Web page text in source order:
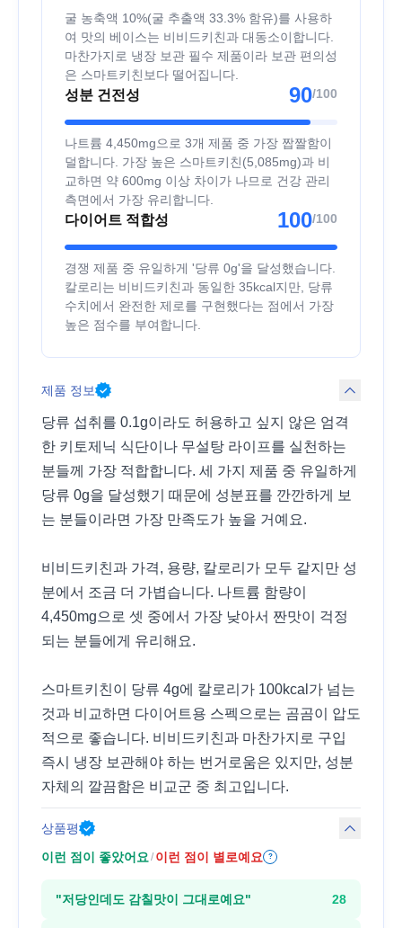
굴 농축액 10%(굴 추출액 33.3% 함유)를 사용하
여 맛의 베이스는 비비드키친과 대동소이합니다.
마찬가지로 냉장 보관 필수 제품이라 보관 편의성
은 스마트키친보다 떨어집니다.
성분 건전성 90/100
나트륨 4,450mg으로 3개 제품 중 가장 짭짤함이
덜합니다. 가장 높은 스마트키친(5,085mg)과 비
교하면 약 600mg 이상 차이가 나므로 건강 관리
측면에서 가장 유리합니다.
다이어트 적합성 100/100
경쟁 제품 중 유일하게 '당류 0g'을 달성했습니다.
칼로리는 비비드키친과 동일한 35kcal지만, 당류
수치에서 완전한 제로를 구현했다는 점에서 가장
높은 점수를 부여합니다.
제품 정보
당류 섭취를 0.1g이라도 허용하고 싶지 않은 엄격
한 키토제닉 식단이나 무설탕 라이프를 실천하는
분들께 가장 적합합니다. 세 가지 제품 중 유일하게
당류 0g을 달성했기 때문에 성분표를 깐깐하게 보
는 분들이라면 가장 만족도가 높을 거예요.
비비드키친과 가격, 용량, 칼로리가 모두 같지만 성
분에서 조금 더 가볍습니다. 나트륨 함량이
4,450mg으로 셋 중에서 가장 낮아서 짠맛이 걱정
되는 분들에게 유리해요.
스마트키친이 당류 4g에 칼로리가 100kcal가 넘는
것과 비교하면 다이어트용 스펙으로는 곰곰이 압도
적으로 좋습니다. 비비드키친과 마찬가지로 구입
즉시 냉장 보관해야 하는 번거로움은 있지만, 성분
자체의 깔끔함은 비교군 중 최고입니다.
상품평
이런 점이 좋았어요/ 이런 점이 별로예요 ?
"저당인데도 감칠맛이 그대로예요" 28